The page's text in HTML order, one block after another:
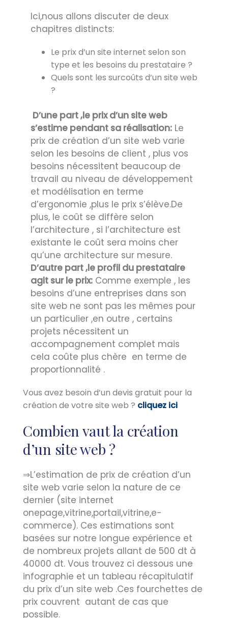
Ici,nous allons discuter de deux
chapitres distincts:
Le prix d’un site internet selon son
type et les besoins du prestataire ?
Quels sont les surcoûts d’un site web
?
D’une part ,le prix d’un site web
s’estime pendant sa réalisation: Le
prix de création d’un site web varie
selon les besoins de client , plus vos
besoins nécessitent beaucoup de
travail au niveau de développement
et modélisation en terme
d’ergonomie ,plus le prix s’élève.De
plus, le coût se diffère selon
l’architecture , si l’architecture est
existante le coût sera moins cher
qu’une architecture sur mesure.
D’autre part ,le profil du prestataire
agit sur le prix: Comme exemple , les
besoins d’une entreprises dans son
site web ne sont pas les mêmes pour
un particulier ,en outre , certains
projets nécessitent un
accompagnement complet mais
cela coûte plus chère en terme de
proportionnalité .
Vous avez besoin d’un devis gratuit pour la
création de votre site web ? cliquez ici
Combien vaut la création
d’un site web ?
⇒L’estimation de prix de création d’un
site web varie selon la nature de ce
dernier (site internet
onepage,vitrine,portail,vitrine,e-
commerce). Ces estimations sont
basées sur notre longue expérience et
de nombreux projets allant de 500 dt à
40000 dt. Vous trouvez ci dessous une
infographie et un tableau récapitulatif
du prix d’un site web .Ces fourchettes de
prix couvrent autant de cas que
possible.